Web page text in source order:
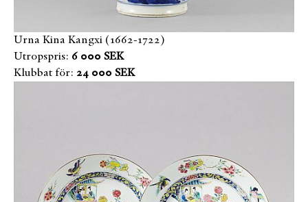
Urna Kina Kangxi (1662-1722)
Utropspris: 6 000 SEK
Klubbat för: 24 000 SEK